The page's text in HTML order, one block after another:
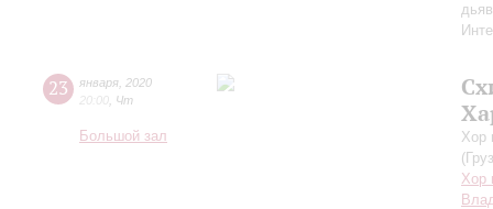
23 января 2020
20:00 Чт
Большой зал
Хор
Хор